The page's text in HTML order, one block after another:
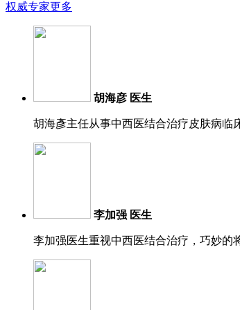
权威专家更多
胡海彦 医生
胡海彥主任从事中西医结合治疗皮肤病
李加强 医生
李加强医生重视中西医结合治疗，巧妙